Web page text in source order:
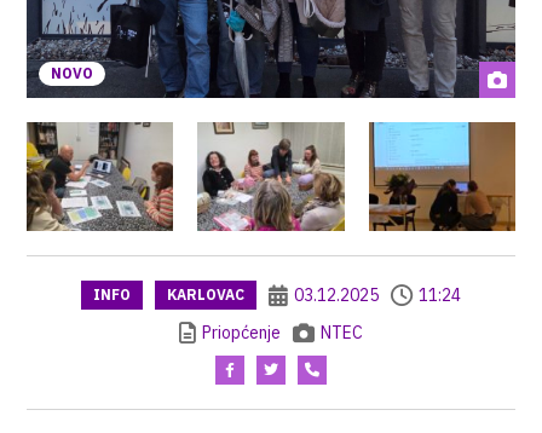
NOVO
INFO KARLOVAC 03.12.2025
11:24
Priopćenje
NTEC